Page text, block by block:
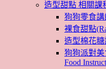
造型甜點 相關課
狗狗零食講
裸食甜點
造型棉花
狗狗派對美
Food